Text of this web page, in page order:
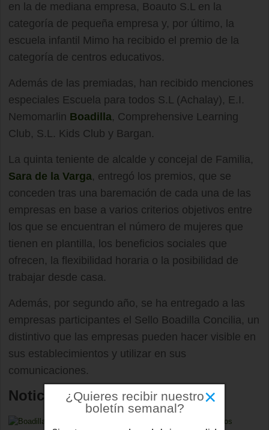
en la de mediana empresa, Boauto S.L en la
categoría de pequeña empresa y, por último, la
escuela infantil Mimo ha recibido el premio de la
categoría de centros educativos.
Además de las premiadas, han recibido menciones
especiales Escuela para todos S.L (Achalay), E.I.
Nemomarlin Boadilla, Comprehensive Learning
Club, S.L. Kids Club y Bargan.
La quinta teniente de alcalde y concejal de Familia,
Sara de la Varga, entregó los premios, que se
conceden tras una baremación de cada una de las
empresas en base a varios criterios objetivos entre
los que se encuentran el número de mujeres que
tienen en plantilla, los beneficios sociales que
ofrecen, la flexibilidad horaria o la posibilidad de
trabajar desde casa.
Además, por segundo año, se ha entregado a las
empresas participantes el Sello Boadilla Concilia, un
distintivo que las empresas pueden hacer visible en
sus establecimientos y utilizar en sus
comunicaciones.
Noticias relacionadas ×
¿Quieres recibir nuestro
boletín semanal?